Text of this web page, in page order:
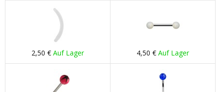
2,50 € Auf Lager 4,50 € Auf Lager